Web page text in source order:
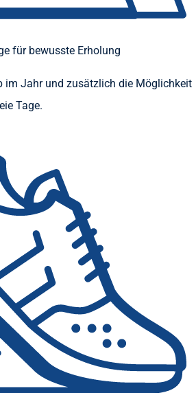
für bewusste Erholung
im Jahr und zusätzlich die Möglichkeit
Tage.